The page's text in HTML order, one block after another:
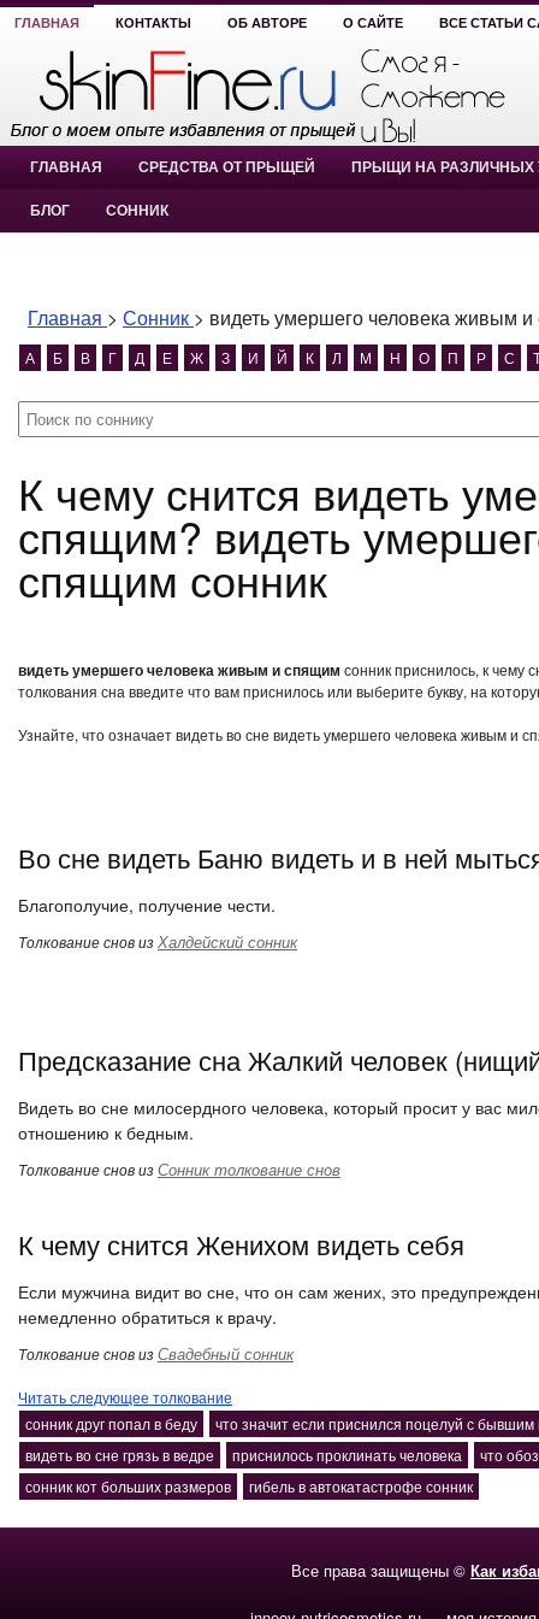
ГЛАВНАЯ КОНТАКТЫ ОБ АВТОРЕ О САЙТЕ ВСЕ СТАТЬИ
ГЛАВНАЯ СРЕДСТВА ОТ ПРЫЩЕЙ ПРЫЩИ НА РАЗЛИЧНЫХ
БЛОГ СОННИК
Главная > Сонник > видеть умершего человека живым
А Б В Г Д Е Ж З И Й К Л М Н О П Р С
К чему снится видеть умершего человека живым и
спящим? видеть
спящим сонник
видеть умершего человека живым и спящим сонник приснилось, к чему
толкования сна введите что вам приснилось или выберите букву, на
Узнайте, что означает видеть во сне видеть умершего человека живым и
Во сне видеть Баню видеть и в ней
Благополучие, получение чести.
Толкование снов изХалдейский сонник
Предсказание сна Жалкий человек
Видеть во сне милосердного человека, который просит у вас
отношению к бедным.
Толкование снов изСонник толкование снов
К чему снится Женихом видеть себя
Если мужчина видит во сне, что он сам жених, это
немедленно обратиться к врачу.
Толкование снов изСвадебный сонник
Читать следующее толкование
сонник друг попал в беду
что значит если приснился поцелуй с
видеть во сне грязь в ведре
приснилось проклинать человека
что
сонник кот больших размеров
гибель в автокатастрофе сонник
Все права защищены © Как